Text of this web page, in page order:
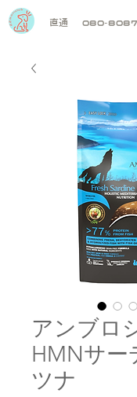
直通 080-
アンブロ
HMNサー
ツナ